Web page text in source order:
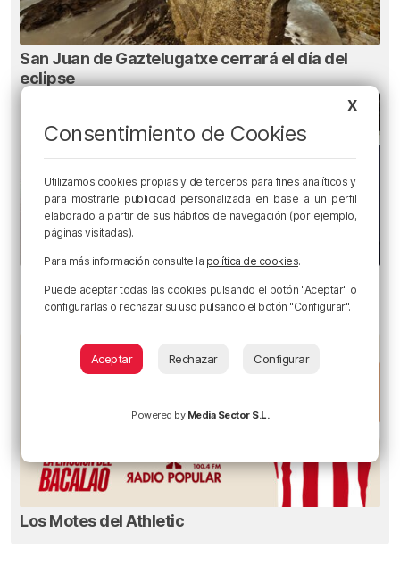
San Juan de Gaztelugatxe cerrará el día del
eclipse
El Athletic incorpora a Andrew Hughes, el
especialista a balón parado de la selección
escocesa
Los Motes del Athletic
X
Consentimiento de Cookies
Utilizamos cookies propias y de terceros para fines analíticos y
para mostrarle publicidad personalizada en base a un perfil
elaborado a partir de sus hábitos de navegación (por ejemplo,
páginas visitadas).
Para más información consulte la política de cookies.
Puede aceptar todas las cookies pulsando el botón "Aceptar" o
configurarlas o rechazar su uso pulsando el botón "Configurar".
Aceptar Rechazar Configurar
Powered by Media Sector S.L.